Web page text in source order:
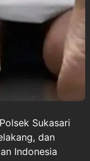
Sukasari
dan
Indonesia